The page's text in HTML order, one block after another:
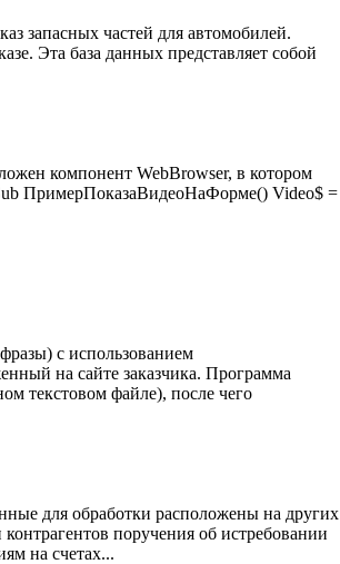
запасных частей для автомобилей.
Эта база данных представляет собой
компонент WebBrowser, в котором
ПримерПоказаВидеоНаФорме() Video$ =
с использованием
на сайте заказчика. Программа
текстовом файле), после чего
для обработки расположены на других
поручения об истребовании
на счетах...